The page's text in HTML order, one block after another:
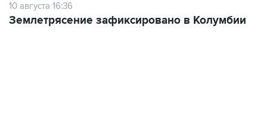
10 августа 16:36
Землетрясение зафиксировано в Колумбии